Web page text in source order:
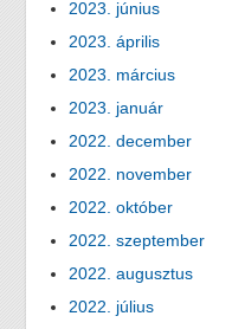
2023. június
2023. április
2023. március
2023. január
2022. december
2022. november
2022. október
2022. szeptember
2022. augusztus
2022. július